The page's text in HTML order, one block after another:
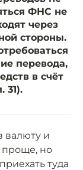
ФНС не
через
стороны.
перевода,
в счёт
31).
валюту и
проще, но
туда